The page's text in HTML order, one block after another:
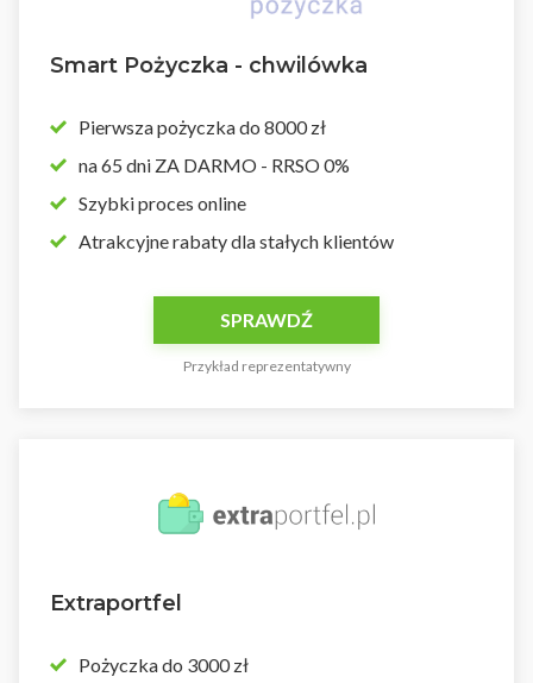
Smart Pożyczka - chwilówka
Pierwsza pożyczka do 8000 zł
na 65 dni ZA DARMO - RRSO 0%
Szybki proces online
Atrakcyjne rabaty dla stałych klientów
SPRAWDŹ
Przykład reprezentatywny
Extraportfel
Pożyczka do 3000 zł